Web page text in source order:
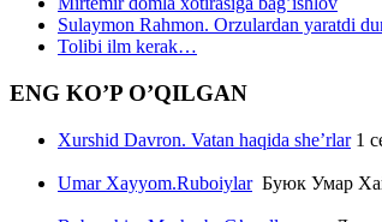
Sulaymon Rahmon. Orzulardan yaratdi
Tolibi ilm kerak…
ENG KO’P O’QILGAN
Xurshid Davron. Vatan haqida she’rlar1
Umar Xayyom.RuboiylarБуюк Умар